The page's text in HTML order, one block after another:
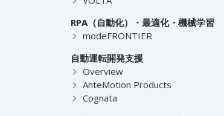
RPA（自動化）・最適化・機械学習
modeFRONTIER
自動運転開発支援
Overview
AnteMotion Products
Cognata